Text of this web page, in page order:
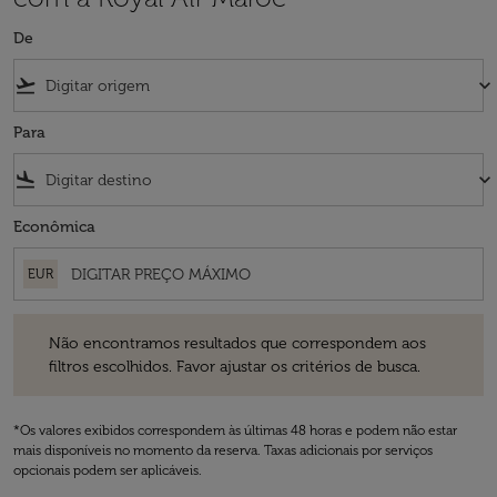
De
flight_takeoff keyboard_arrow_down
Para
flight_land keyboard_arrow_down
Econômica
EUR
Não encontramos resultados que correspondem aos
filtros escolhidos. Favor ajustar os critérios de busca.
*Os valores exibidos correspondem às últimas 48 horas e podem não estar
mais disponíveis no momento da reserva. Taxas adicionais por serviços
opcionais podem ser aplicáveis.